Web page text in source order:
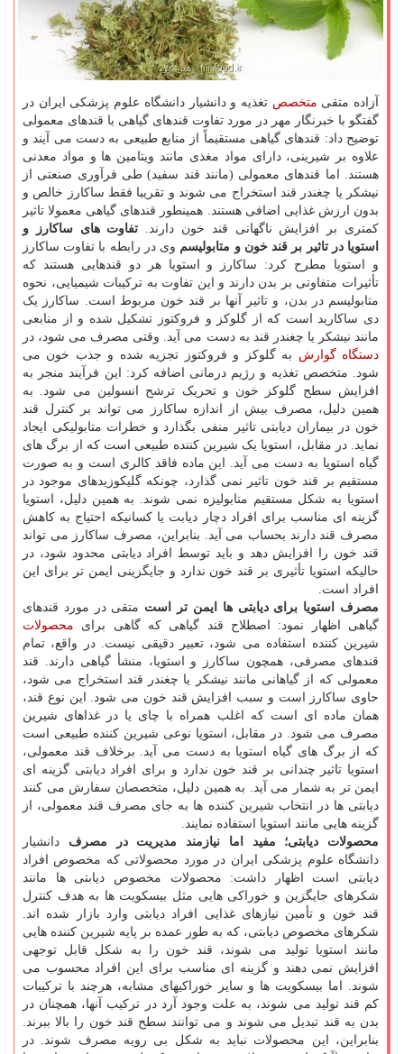
آزاده متقی متخصص تغذیه و دانشیار دانشگاه علوم پزشکی ایران در
گفتگو با خبرنگار مهر در مورد تفاوت قندهای گیاهی با قندهای معمولی
توضیح داد: قندهای گیاهی مستقیماً از منابع طبیعی به دست می آیند و
علاوه بر شیرینی، دارای مواد مغذی مانند ویتامین ها و مواد معدنی
هستند. اما قندهای معمولی (مانند قند سفید) طی فرآوری صنعتی از
نیشکر یا چغندر قند استخراج می شوند و تقریبا فقط ساکارز خالص و
بدون ارزش غذایی اضافی هستند. همینطور قندهای گیاهی معمولا تاثیر
کمتری بر افزایش ناگهانی قند خون دارند. تفاوت های ساکارز و
استویا در تاثیر بر قند خون و متابولیسم وی در رابطه با تفاوت ساکارز
و استویا مطرح کرد: ساکارز و استویا هر دو قندهایی هستند که
تأثیرات متفاوتی بر بدن دارند و این تفاوت به ترکیبات شیمیایی، نحوه
متابولیسم در بدن، و تاثیر آنها بر قند خون مربوط است. ساکارز یک
دی ساکارید است که از گلوکز و فروکتوز تشکیل شده و از منابعی
مانند نیشکر یا چغندر قند به دست می آید. وقتی مصرف می شود، در
دستگاه گوارش به گلوکز و فروکتوز تجزیه شده و جذب خون می
شود. متخصص تغذیه و رژیم درمانی اضافه کرد: این فرآیند منجر به
افزایش سطح گلوکز خون و تحریک ترشح انسولین می شود. به
همین دلیل، مصرف بیش از اندازه ساکارز می تواند بر کنترل قند
خون در بیماران دیابتی تاثیر منفی بگذارد و خطرات متابولیکی ایجاد
نماید. در مقابل، استویا یک شیرین کننده طبیعی است که از برگ های
گیاه استویا به دست می آید. این ماده فاقد کالری است و به صورت
مستقیم بر قند خون تاثیر نمی گذارد، چونکه گلیکوزیدهای موجود در
استویا به شکل مستقیم متابولیزه نمی شوند. به همین دلیل، استویا
گزینه ای مناسب برای افراد دچار دیابت یا کسانیکه احتیاج به کاهش
مصرف قند دارند بحساب می آید. بنابراین، مصرف ساکارز می تواند
قند خون را افزایش دهد و باید توسط افراد دیابتی محدود شود، در
حالیکه استویا تأثیری بر قند خون ندارد و جایگزینی ایمن تر برای این
افراد است.
مصرف استویا برای دیابتی ها ایمن تر است متقی در مورد قندهای
گیاهی اظهار نمود: اصطلاح قند گیاهی که گاهی برای محصولات
شیرین کننده استفاده می شود، تعبیر دقیقی نیست. در واقع، تمام
قندهای مصرفی، همچون ساکارز و استویا، منشأ گیاهی دارند. قند
معمولی که از گیاهانی مانند نیشکر یا چغندر قند استخراج می شود،
حاوی ساکارز است و سبب افزایش قند خون می شود. این نوع قند،
همان ماده ای است که اغلب همراه با چای یا در غذاهای شیرین
مصرف می شود. در مقابل، استویا نوعی شیرین کننده طبیعی است
که از برگ های گیاه استویا به دست می آید. برخلاف قند معمولی،
استویا تاثیر چندانی بر قند خون ندارد و برای افراد دیابتی گزینه ای
ایمن تر به شمار می آید. به همین دلیل، متخصصان سفارش می کنند
دیابتی ها در انتخاب شیرین کننده ها به جای مصرف قند معمولی، از
گزینه هایی مانند استویا استفاده نمایند.
محصولات دیابتی؛ مفید اما نیازمند مدیریت در مصرف دانشیار
دانشگاه علوم پزشکی ایران در مورد محصولاتی که مخصوص افراد
دیابتی است اظهار داشت: محصولات مخصوص دیابتی ها مانند
شکرهای جایگزین و خوراکی هایی مثل بیسکویت ها به هدف کنترل
قند خون و تأمین نیازهای غذایی افراد دیابتی وارد بازار شده اند.
شکرهای مخصوص دیابتی، که به طور عمده بر پایه شیرین کننده هایی
مانند استویا تولید می شوند، قند خون را به شکل قابل توجهی
افزایش نمی دهند و گزینه ای مناسب برای این افراد محسوب می
شوند. اما بیسکویت ها و سایر خوراکیهای مشابه، هرچند با ترکیبات
کم قند تولید می شوند، به علت وجود آرد در ترکیب آنها، همچنان در
بدن به قند تبدیل می شوند و می توانند سطح قند خون را بالا ببرند.
بنابراین، این محصولات نباید به شکل بی رویه مصرف شوند. در